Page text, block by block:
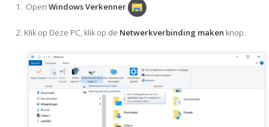
Open Windows Verkenner
Klik op Deze PC, klik op de Netwerkverbinding maken knop.